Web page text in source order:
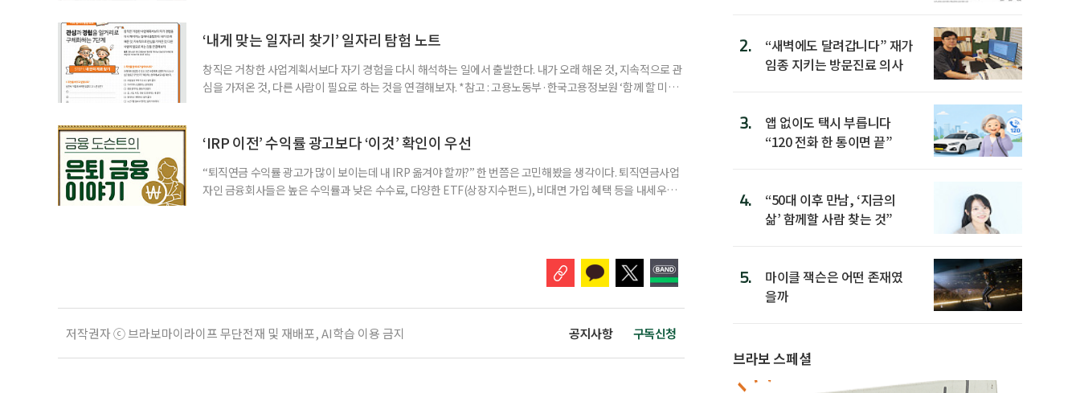
고령층은 825명(33.8%), 80세 이상은 300명(12.3%)으로 집계됐다. 연령별 환자 수
‘내게 맞는 일자리 찾기’ 일자리 탐험 노트
창직은 거창한 사업계획서보다 자기 경험을 다시 해석하는 일에서 출발한다. 내가 오래 해온 것, 지속적으로 관
심을 가져온 것, 다른 사람이 필요로 하는 것을 연결해보자. *참고 : 고용노동부·한국고용정보원 ‘함께 할 미래
2._______________ 3._______________ ▷ 그중 내가 직접 해볼 만
‘IRP 이전’ 수익률 광고보다 ‘이것’ 확인이 우선
“퇴직연금 수익률 광고가 많이 보이는데 내 IRP 옮겨야 할까?” 한 번쯤은 고민해봤을 생각이다. 퇴직연금사업
자인 금융회사들은 높은 수익률과 낮은 수수료, 다양한 ETF(상장지수펀드), 비대면 가입 혜택 등을 내세우며
저작권자 ⓒ 브라보마이라이프 무단전재 및 재배포, AI학습 이용 금지 공지사항 구독신청
2.
“새벽에도 달려갑니다” 재가
임종 지키는 방문진료 의사
3.
앱 없이도 택시 부릅니다
“120 전화 한 통이면 끝”
4.
“50대 이후 만남, ‘지금의
삶’ 함께할 사람 찾는 것”
5.
마이클 잭슨은 어떤 존재였
을까
브라보 스페셜